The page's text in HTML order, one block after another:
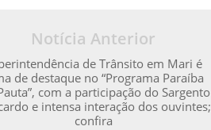
Notícia Anterior
de Trânsito em Mari é
de destaque no “Programa Paraíba
com a participação do Sargento
e intensa interação dos ouvintes;
confira